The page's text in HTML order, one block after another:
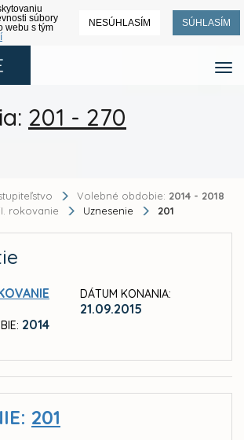
súbory
webu s tým
NESÚHLASÍM SÚHLASÍM
201 - 270
Volebné obdobie: 2014 - 2018
rokovanie Uznesenie 201
2014
DÁTUM KONANIA:
21.09.2015
201